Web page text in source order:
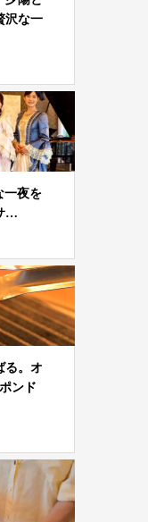
沢な一
一夜を
…
る。オ
ンド